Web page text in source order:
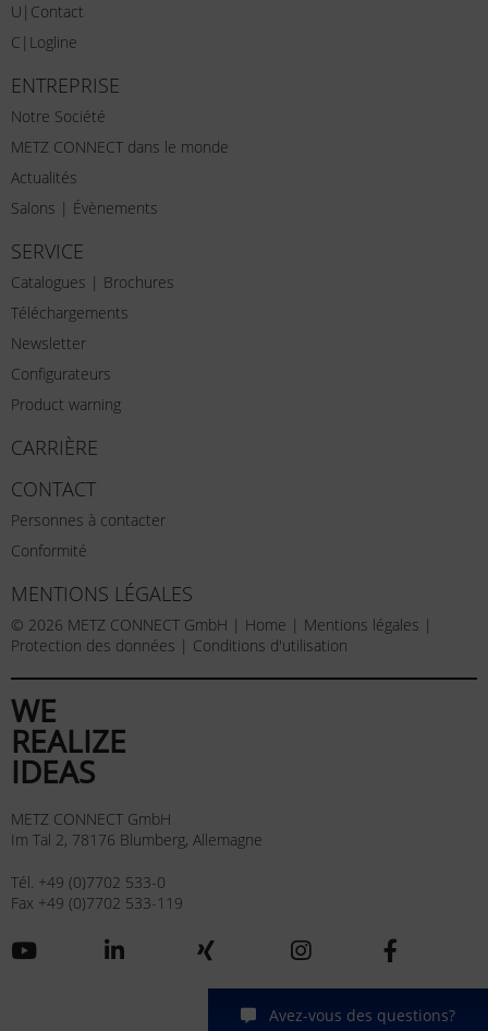
U|Contact
C|Logline
ENTREPRISE
Notre Société
METZ CONNECT dans le monde
Actualités
Salons | Évènements
SERVICE
Catalogues | Brochures
Téléchargements
Newsletter
Configurateurs
Product warning
CARRIÈRE
CONTACT
Personnes à contacter
Conformité
MENTIONS LÉGALES
© 2026 METZ CONNECT GmbH | Home | Mentions légales |
Protection des données | Conditions d'utilisation
WE
REALIZE
IDEAS
METZ CONNECT GmbH
Im Tal 2, 78176 Blumberg, Allemagne
Tél. +49 (0)7702 533-0
Fax +49 (0)7702 533-119
Avez-vous des questions?